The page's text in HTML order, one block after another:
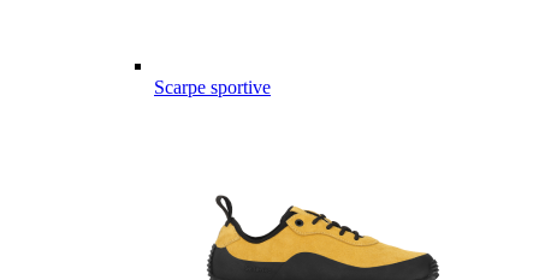
Scarpe sportive